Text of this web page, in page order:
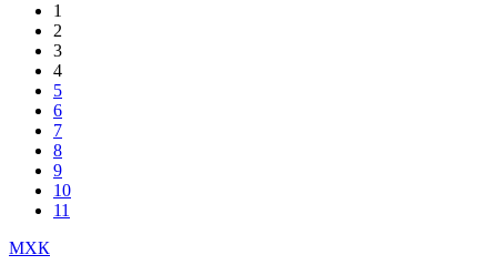
1
2
3
4
5
6
7
8
9
10
11
МХК